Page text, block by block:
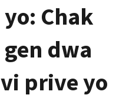
Chak
dwa
prive yo